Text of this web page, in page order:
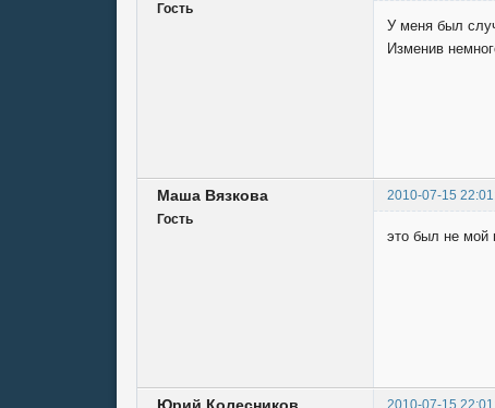
Гость
У меня был
Изменив
Маша Вязкова
2010-07-15
Гость
это был не мой
Юрий Колесников 2010-07-15